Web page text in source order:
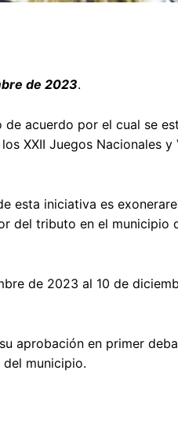
de 2023.
acuerdo por el cual se
XXII Juegos Nacionales y
esta iniciativa es
del tributo en el municipio
de 2023 al 10 de
aprobación en primer
municipio.